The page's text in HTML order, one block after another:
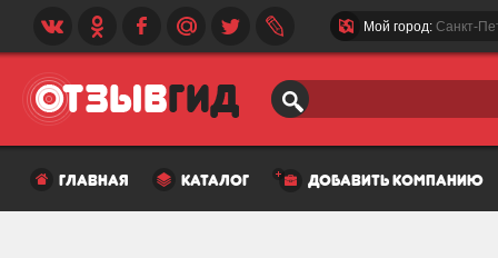
Мой город: Санкт-
главная каталог добавить компанию